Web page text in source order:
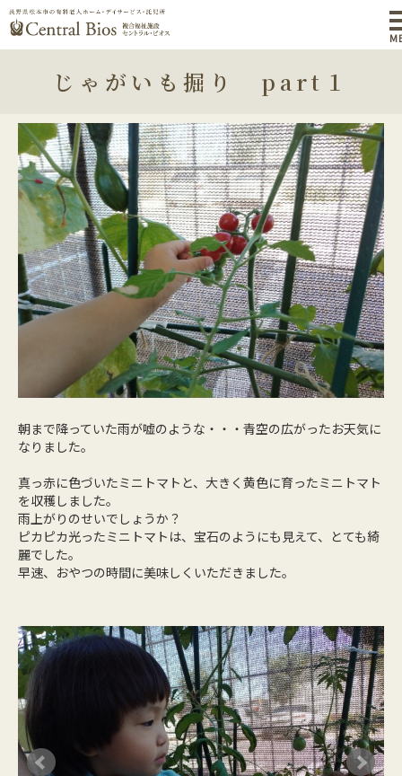
じゃがいも掘り part１
朝まで降っていた雨が嘘のような・・・青空の広がったお天気に
なりました。
真っ赤に色づいたミニトマトと、大きく黄色に育ったミニトマト
を収穫しました。
雨上がりのせいでしょうか？
ピカピカ光ったミニトマトは、宝石のようにも見えて、とても綺
麗でした。
早速、おやつの時間に美味しくいただきました。